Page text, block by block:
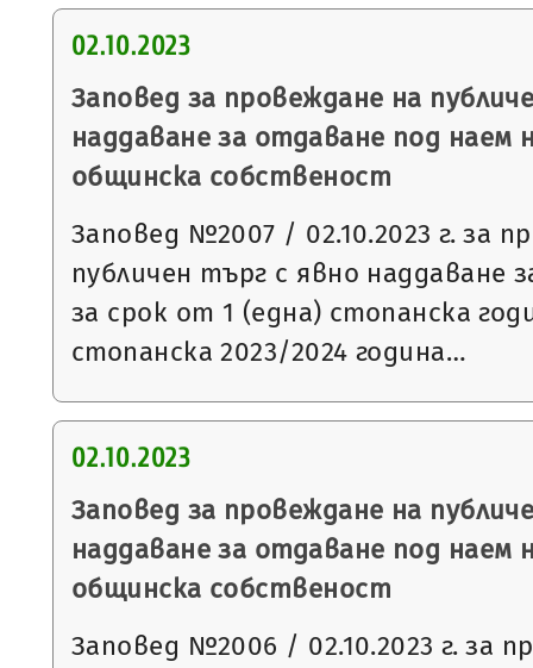
02.10.2023
Заповед за провеждане на
наддаване за отдаване под наем
общинска собственост
Заповед №2007 / 02.10.2023 г. за
публичен търг с явно наддаване
за срок от 1 (една) стопанска
стопанска 2023/2024 година…
02.10.2023
Заповед за провеждане на
наддаване за отдаване под наем
общинска собственост
Заповед №2006 / 02.10.2023 г. за